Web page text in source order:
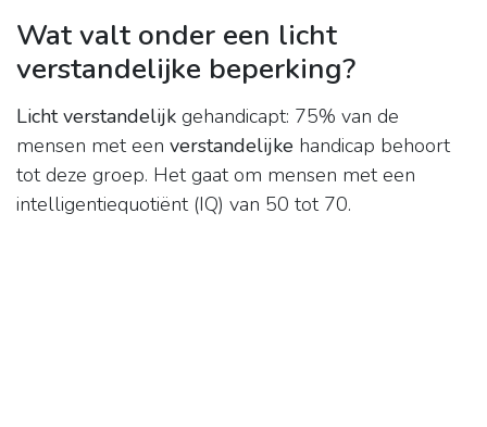
Wat valt onder een licht
verstandelijke beperking?
Licht verstandelijk gehandicapt: 75% van de
mensen met een verstandelijke handicap behoort
tot deze groep. Het gaat om mensen met een
intelligentiequotiënt (IQ) van 50 tot 70.